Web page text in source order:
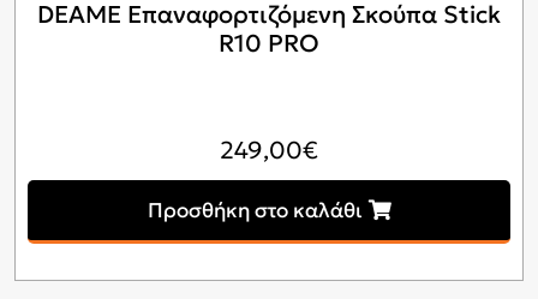
DEAME Επαναφορτιζόμενη Σκούπα Stick
R10 PRO
249,00€
Προσθήκη στο καλάθι